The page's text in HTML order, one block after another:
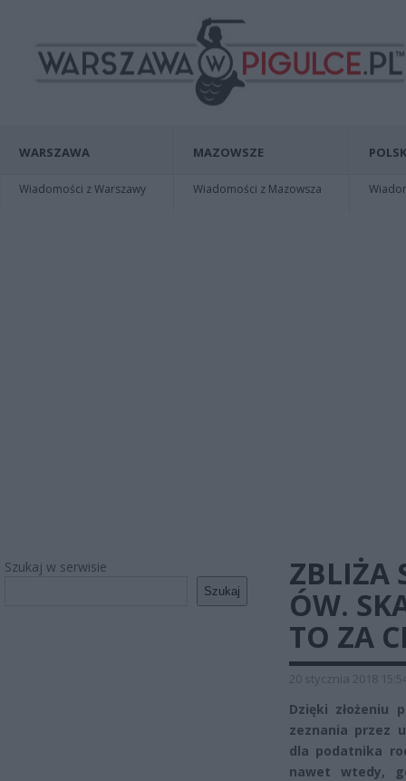
WARSZAWA
Wiadomości z Warszawy
MAZOWSZE
Wiadomości z Mazowsza
Szukaj w serwisie
Szukaj
ZBLIŻA
ÓW.
TO ZA
20 stycznia 2018
Dzięki złożeniu
zeznania przez
dla podatnika
nawet wtedy,